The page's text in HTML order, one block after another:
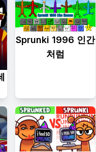
Sprunki 1996 인간
처럼